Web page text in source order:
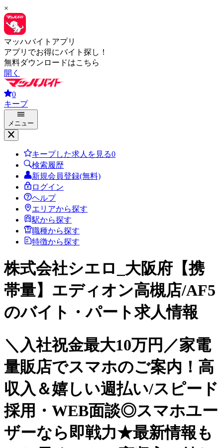
×
マッハバイトアプリ
アプリでお得にバイト探し！
無料ダウンロードはこちら
開く
0
キープ
メニュー
キープした求人を見る0
検索履歴
新規会員登録(無料)
ログイン
ヘルプ
エリアから探す
駅から探す
職種から探す
特徴から探す
株式会社シエロ_大阪府【携
帯量】エディオン高槻店/AF5
のバイト・パート求人情報
＼入社祝金最大10万円／家電
量販店でスマホのご案内！高
収入＆嬉しい週払い/スピード
採用・WEB面談◎スマホユー
ザーなら即戦力★最新情報も